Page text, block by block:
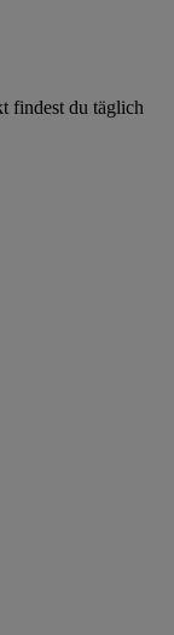
findest du täglich